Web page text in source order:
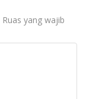
Ruas yang wajib